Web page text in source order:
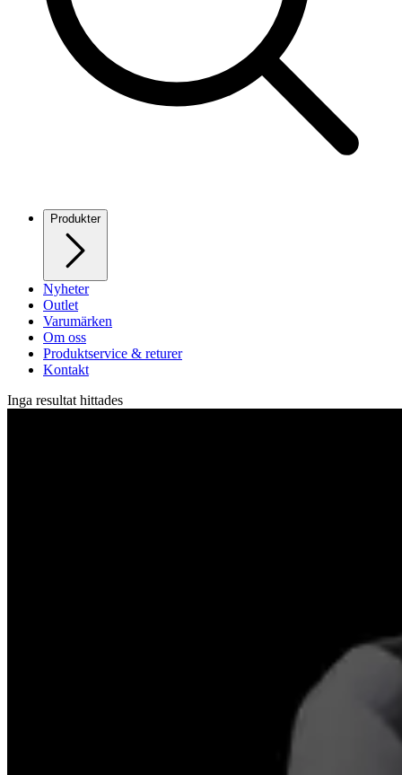
Produkter
Nyheter
Outlet
Varumärken
Om oss
Produktservice & returer
Kontakt
Inga resultat hittades